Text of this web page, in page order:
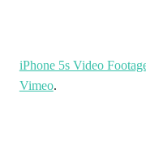
iPhone 5s Video
Vimeo.